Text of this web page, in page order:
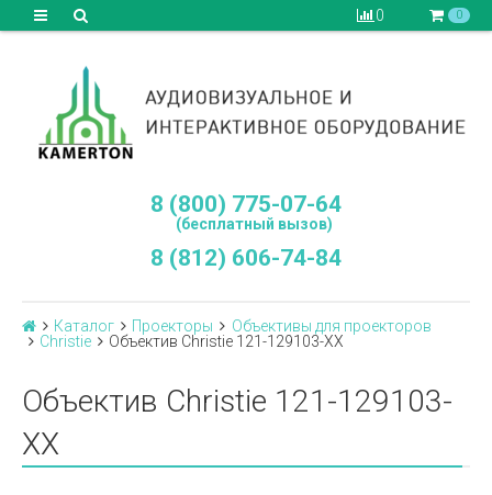
0 0
8 (800) 775-07-64
(бесплатный вызов)
8 (812) 606-74-84
Каталог Проекторы
Объективы для проекторов
Сhristie
Объектив Christie 121-129103-XX
Объектив Christie 121-129103-
XX